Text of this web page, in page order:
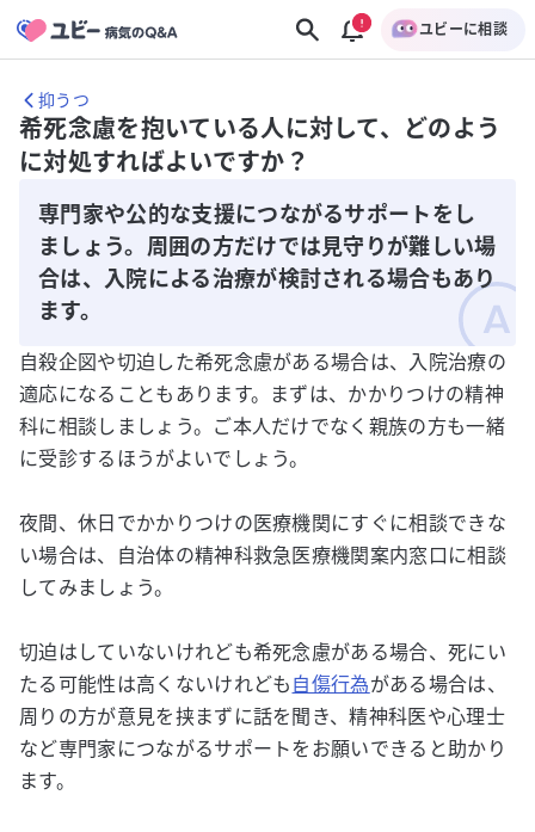
ユビーに相談
抑うつ
希死念慮を抱いている人に対して、どのよう
に対処すればよいですか？
専門家や公的な支援につながるサポートをし
ましょう。周囲の方だけでは見守りが難しい場
合は、入院による治療が検討される場合もあり
ます。
自殺企図や切迫した希死念慮がある場合は、入院治療の
適応になることもあります。まずは、かかりつけの精神
科に相談しましょう。ご本人だけでなく親族の方も一緒
に受診するほうがよいでしょう。
夜間、休日でかかりつけの医療機関にすぐに相談できな
い場合は、自治体の精神科救急医療機関案内窓口に相談
してみましょう。
切迫はしていないけれども希死念慮がある場合、死にい
たる可能性は高くないけれども 自傷行為がある場合は、
周りの方が意見を挟まずに話を聞き、精神科医や心理士
など専門家につながるサポートをお願いできると助かり
ます。